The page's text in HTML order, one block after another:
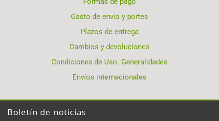
Gasto de envío y portes
Plazos de entrega
Cambios y devoluciones
Condiciones de Uso. Generalidades
Envíos internacionales
Boletín de noticias